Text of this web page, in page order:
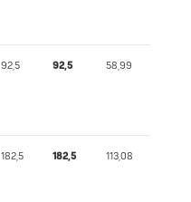
92,5 92,5 58,99
182,5 182,5 113,08